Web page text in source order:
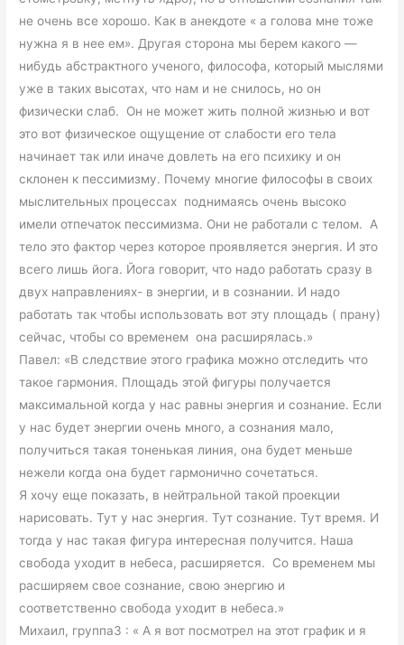
не очень все хорошо. Как в анекдоте « а голова мне тоже
нужна я в нее ем». Другая сторона мы берем какого —
нибудь абстрактного ученого, философа, который мыслями
уже в таких высотах, что нам и не снилось, но он
физически слаб. Он не может жить полной жизнью и вот
это вот физическое ощущение от слабости его тела
начинает так или иначе довлеть на его психику и он
склонен к пессимизму. Почему многие философы в своих
мыслительных процессах поднимаясь очень высоко
имели отпечаток пессимизма. Они не работали с телом. А
тело это фактор через которое проявляется энергия. И это
всего лишь йога. Йога говорит, что надо работать сразу в
двух направлениях- в энергии, и в сознании. И надо
работать так чтобы использовать вот эту площадь ( прану)
сейчас, чтобы со временем она расширялась.»
Павел: «В следствие этого графика можно отследить что
такое гармония. Площадь этой фигуры получается
максимальной когда у нас равны энергия и сознание. Если
у нас будет энергии очень много, а сознания мало,
получиться такая тоненькая линия, она будет меньше
нежели когда она будет гармонично сочетаться.
Я хочу еще показать, в нейтральной такой проекции
нарисовать. Тут у нас энергия. Тут сознание. Тут время. И
тогда у нас такая фигура интересная получится. Наша
свобода уходит в небеса, расширяется. Со временем мы
расширяем свое сознание, свою энергию и
соответственно свобода уходит в небеса.»
Михаил, группа3 : « А я вот посмотрел на этот график и я